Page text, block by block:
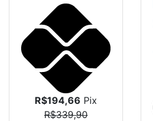
R$194,66 Pix
R$339,90